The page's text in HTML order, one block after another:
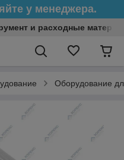
у менеджера.
и расходные
Оборудование